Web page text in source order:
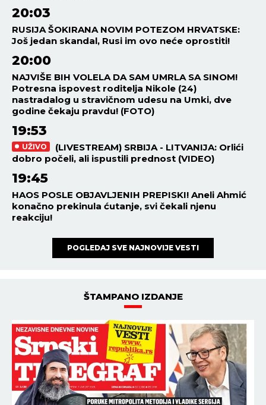
20:03
RUSIJA ŠOKIRANA NOVIM POTEZOM HRVATSKE:
Još jedan skandal, Rusi im ovo neće oprostiti!
20:00
NAJVIŠE BIH VOLELA DA SAM UMRLA SA SINOM!
Potresna ispovest roditelja Nikole (24)
nastradalog u stravičnom udesu na Umki, dve
godine čekaju pravdu! (FOTO)
19:53
UŽIVO
(LIVESTREAM) SRBIJA - LITVANIJA: Orlići
dobro počeli, ali ispustili prednost (VIDEO)
19:45
HAOS POSLE OBJAVLJENIH PREPISKI! Aneli Ahmić
konačno prekinula ćutanje, svi čekali njenu
reakciju!
POGLEDAJ SVE NAJNOVIJE VESTI
ŠTAMPANO IZDANJE